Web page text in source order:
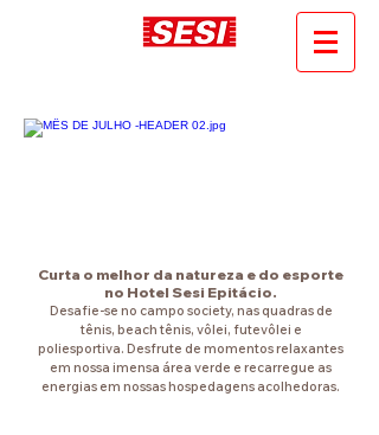
Curta o melhor da natureza e do esporte
no Hotel Sesi Epitácio.
Desafie-se no campo society, nas quadras de
tênis, beach tênis, vôlei, futevôlei e
poliesportiva. Desfrute de momentos relaxantes
em nossa imensa área verde e recarregue as
energias em nossas hospedagens acolhedoras.